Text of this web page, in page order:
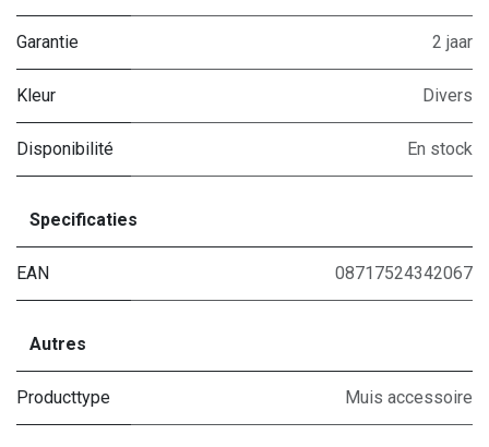
Garantie 2 jaar
Kleur Divers
Disponibilité En stock
Specificaties
EAN 08717524342067
Autres
Producttype Muis accessoire